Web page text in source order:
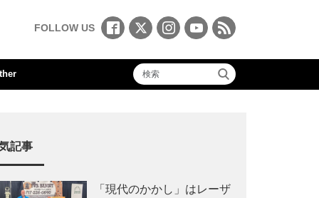
FOLLOW US
記事
「現代のかかし」はレーザ